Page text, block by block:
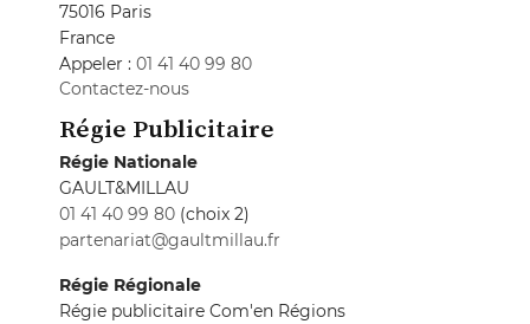
75016 Paris
France
Appeler : 01 41 40 99 80
Contactez-nous
Régie Publicitaire
Régie Nationale
GAULT&MILLAU
01 41 40 99 80 (choix 2)
partenariat@gaultmillau.fr
Régie Régionale
Régie publicitaire Com'en Régions